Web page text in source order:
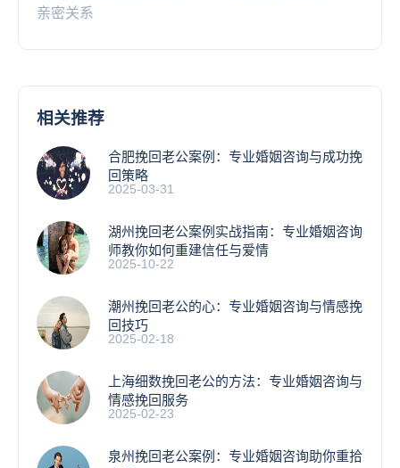
亲密关系
相关推荐
合肥挽回老公案例：专业婚姻咨询与成功挽
回策略
2025-03-31
湖州挽回老公案例实战指南：专业婚姻咨询
师教你如何重建信任与爱情
2025-10-22
潮州挽回老公的心：专业婚姻咨询与情感挽
回技巧
2025-02-18
上海细数挽回老公的方法：专业婚姻咨询与
情感挽回服务
2025-02-23
泉州挽回老公案例：专业婚姻咨询助你重拾